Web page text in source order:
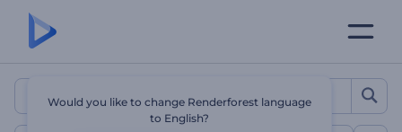
Анимированные
Would you like to change Renderforest language
to English?